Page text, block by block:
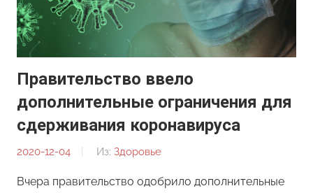
Правительство ввело
дополнительные ограничения для
сдерживания коронавируса
2020-12-04
От:
Из: Здоровье
Вчера правительство одобрило дополнительные